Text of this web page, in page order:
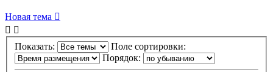
Новая тема
Показать:
Поле сортировки:
Порядок: